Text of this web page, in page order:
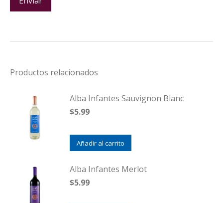
Productos relacionados
Alba Infantes Sauvignon Blanc
$5.99
Añadir al carrito
Alba Infantes Merlot
$5.99